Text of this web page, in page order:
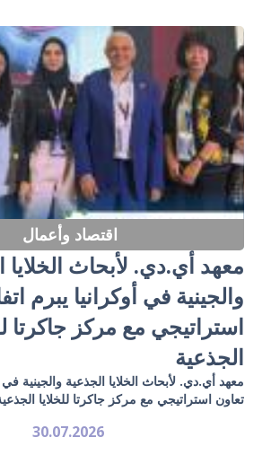
اقتصاد وأعمال
معهد أي.دي. لأبحاث الخلايا
والجينية في أوكرانيا يبرم
استراتيجي مع مركز جاكرتا
الجذعية
معهد أي.دي. لأبحاث الخلايا الجذعية والجينية في
تعاون استراتيجي مع مركز جاكرتا للخلايا
30.07.2026